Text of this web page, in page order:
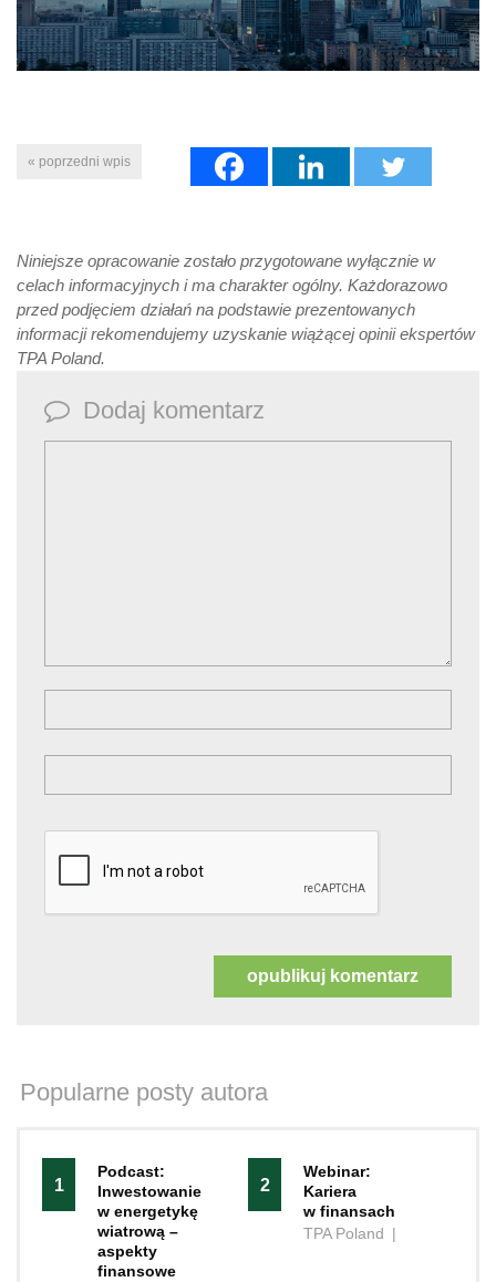
« poprzedni wpis
Niniejsze opracowanie zostało przygotowane wyłącznie w
celach informacyjnych i ma charakter ogólny. Każdorazowo
przed podjęciem działań na podstawie prezentowanych
informacji rekomendujemy uzyskanie wiążącej opinii ekspertów
TPA Poland.
Dodaj komentarz
Popularne posty autora
1
Podcast:
Inwestowanie
w energetykę
wiatrową –
aspekty
finansowe
2
Webinar:
Kariera
w finansach
TPA Poland |